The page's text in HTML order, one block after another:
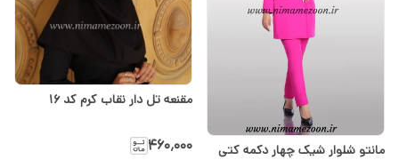
مانتو شلوار شیک چهار دکمه کتی
مقنعه تل دار نقاب کرم کد 16
۴۶۰٬۰۰۰